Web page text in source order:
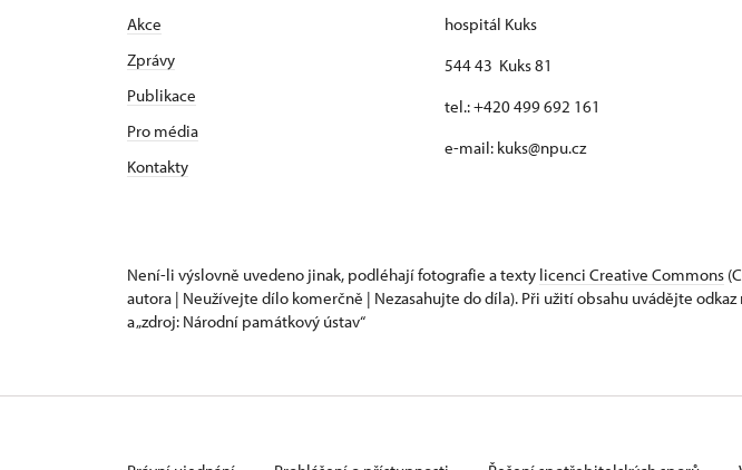
Akce
Zprávy
Publikace
Pro média
Kontakty
hospitál Kuks
544 43 Kuks 81
tel.: +420 499 692 161
e-mail: kuks@npu.cz
Není-li výslovně uvedeno jinak, podléhají fotografie a texty licenci Creative Commons
autora | Neužívejte dílo komerčně | Nezasahujte do díla). Při užití obsahu uvádějte odkaz
a „zdroj: Národní památkový ústav“